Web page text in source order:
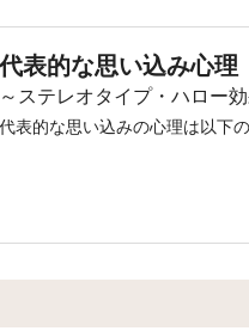
を残しました。
研究所」の初代所長に迎えられ
後の社会心理学の発展に多大な
年に57歳の若さで生涯を閉じま
くの世界的な研究者が育っていま
レヴィンは1933年に、アメリカ
東京大学の学生を中心としてレ
た。ところがこの名称が「レー
の会合日をとって「木曜会」と
す。
が低い状況ではソーシャル・サ
ませんが、ストレスが高い状態
を緩和することができると考え
ソーシャル・サポートの種類に
ス（J. S. House）による4分類
：当人が自
代表的な思い込み心理
～ステレオタイプ・ハロー
代表的な思い込みの心理は以下